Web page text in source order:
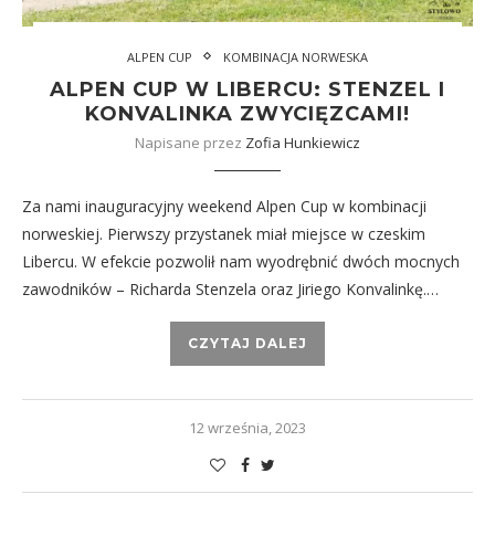
ALPEN CUP KOMBINACJA NORWESKA
ALPEN CUP W LIBERCU: STENZEL I
KONVALINKA ZWYCIĘZCAMI!
Napisane przez Zofia Hunkiewicz
Za nami inauguracyjny weekend Alpen Cup w kombinacji
norweskiej. Pierwszy przystanek miał miejsce w czeskim
Libercu. W efekcie pozwolił nam wyodrębnić dwóch mocnych
zawodników – Richarda Stenzela oraz Jiriego Konvalinkę.…
CZYTAJ DALEJ
12 września, 2023